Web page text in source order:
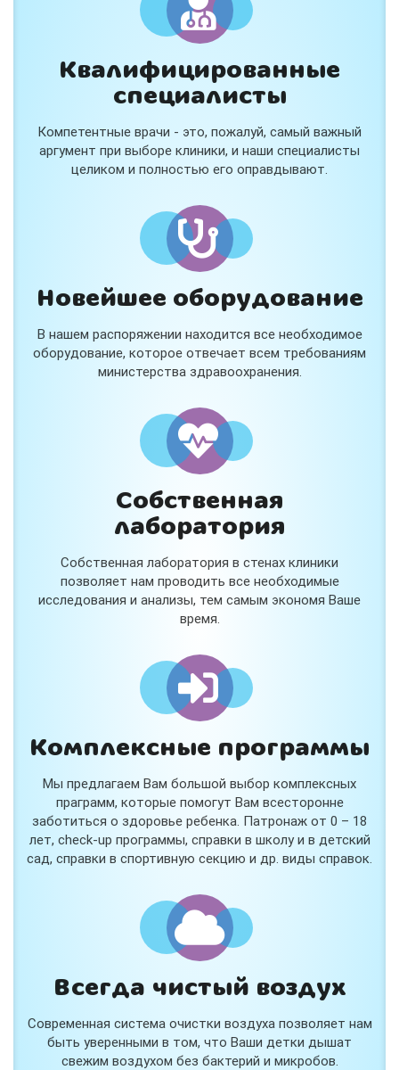
Квалифицированные
специалисты
Компетентные врачи - это, пожалуй, самый важный
аргумент при выборе клиники, и наши специалисты
целиком и полностью его оправдывают.
Новейшее оборудование
В нашем распоряжении находится все необходимое
оборудование, которое отвечает всем требованиям
министерства здравоохранения.
Собственная
лаборатория
Собственная лаборатория в стенах клиники
позволяет нам проводить все необходимые
исследования и анализы, тем самым экономя Ваше
время.
Комплексные программы
Мы предлагаем Вам большой выбор комплексных
праграмм, которые помогут Вам всесторонне
заботиться о здоровье ребенка. Патронаж от 0 – 18
лет, check-up программы, справки в школу и в детский
сад, справки в спортивную секцию и др. виды справок.
Всегда чистый воздух
Современная система очистки воздуха позволяет нам
быть уверенными в том, что Ваши детки дышат
свежим воздухом без бактерий и микробов.
Консультация ортопеда +
тейпирование за 1 приём
Вас или вашего ребёнка беспокоят:
- боли в спине, шее, коленях или ногах?
- дискомфорт после спорта и нагрузок?
В «Медлэнд» принимает известный ортопед-
травматолог Шехмаметьев Али Зарефуллович
В прием входит:
✔️ Осмотр и консультация врача
✔️ Рекомендации по вашей ситуации
✔️Тейпирование
спортсменам и беременным женщинам.
Специальная цена — 3000 ₽.
и расскажем подробнее!
Нет, спасибо
Я согласен на обработкуперсональных данных
Работает наСтримвуд